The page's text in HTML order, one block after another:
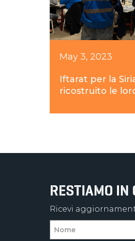
May 3, 2023
Iftarat per la
ricostruito le
RESTIAMO IN
Ricevi